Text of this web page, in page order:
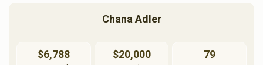
$1,800.00
$1,800.00
Chana Adler
$6,788 $20,000 79